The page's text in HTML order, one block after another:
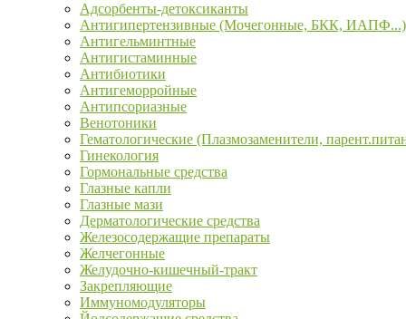
Адсорбенты-детоксиканты
Антигипертензивные (Мочегонные, БКК, ИАПФ...)
Антигельминтные
Антигистаминные
Антибиотики
Антигеморройные
Антипсориазные
Венотоники
Гематологические (Плазмозаменители,
Гинекология
Гормональные средства
Глазные капли
Глазные мази
Дерматологические средства
Железосодержащие препараты
Желчегонные
Желудочно-кишечный-тракт
Закрепляющие
Иммуномодуляторы